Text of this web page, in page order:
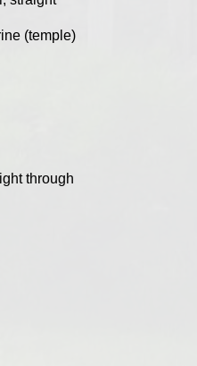
(temple)
through